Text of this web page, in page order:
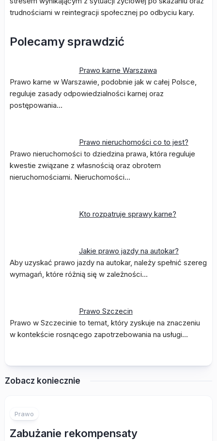
trudnościami w reintegracji społecznej po odbyciu kary.
Polecamy sprawdzić
Prawo karne Warszawa
Prawo karne w Warszawie, podobnie jak w całej Polsce,
reguluje zasady odpowiedzialności karnej oraz
postępowania…
Prawo nieruchomości co to jest?
Prawo nieruchomości to dziedzina prawa, która reguluje
kwestie związane z własnością oraz obrotem
nieruchomościami. Nieruchomości…
Kto rozpatruje sprawy karne?
Jakie prawo jazdy na autokar?
Aby uzyskać prawo jazdy na autokar, należy spełnić szereg
wymagań, które różnią się w zależności…
Prawo Szczecin
Prawo w Szczecinie to temat, który zyskuje na znaczeniu
w kontekście rosnącego zapotrzebowania na usługi…
Zobacz koniecznie
Prawo
Zabużanie rekompensaty